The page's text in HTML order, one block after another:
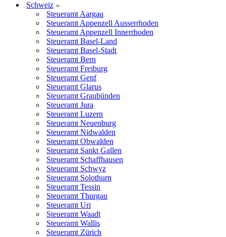
Schweiz
Steueramt Aargau
Steueramt Appenzell Ausserrhoden
Steueramt Appenzell Innerrhoden
Steueramt Basel-Land
Steueramt Basel-Stadt
Steueramt Bern
Steueramt Freiburg
Steueramt Genf
Steueramt Glarus
Steueramt Graubünden
Steueramt Jura
Steueramt Luzern
Steueramt Neuenburg
Steueramt Nidwalden
Steueramt Obwalden
Steueramt Sankt Gallen
Steueramt Schaffhausen
Steueramt Schwyz
Steueramt Solothurn
Steueramt Tessin
Steueramt Thurgau
Steueramt Uri
Steueramt Waadt
Steueramt Wallis
Steueramt Zürich